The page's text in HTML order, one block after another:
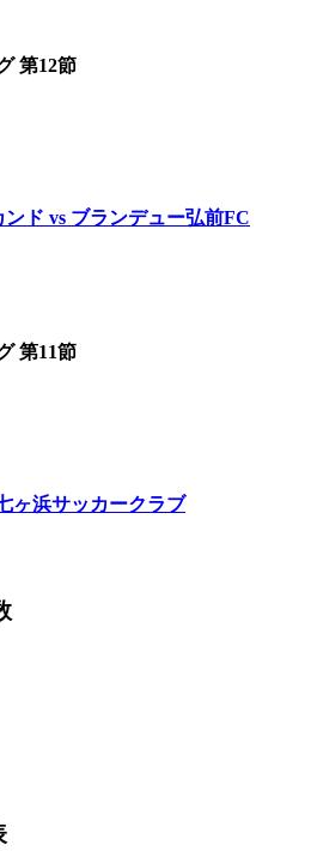
第12節
ド vs ブランデュー弘前FC
第11節
ヶ浜サッカークラブ